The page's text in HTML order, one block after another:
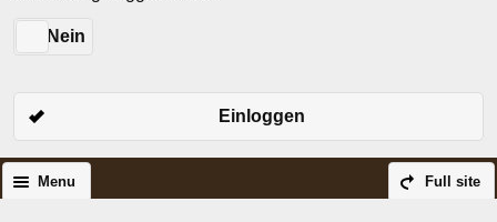
Nein
Einloggen
Full site
Menu